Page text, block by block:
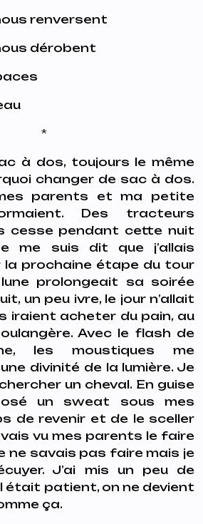
renversent
dérobent
*
à dos, toujours le même
changer de sac à dos.
parents et ma petite
Des tracteurs
cesse pendant cette nuit
me suis dit que j’allais
prochaine étape du tour
prolongeait sa soirée
un peu ivre, le jour n’allait
iraient acheter du pain, au
Avec le flash de
les moustiques me
divinité de la lumière. Je
un cheval. En guise
un sweat sous mes
de revenir et de le sceller
vu mes parents le faire
ne savais pas faire mais je
J’ai mis un peu de
était patient, on ne devient
ça.